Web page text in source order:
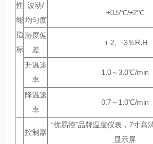
性
能
指
标
波动/
均匀度
±0.5℃/±2℃
湿度偏
差
＋2、-3％R.H
升温速
率
1.0～3.0℃/min
降温速
率
0.7～1.0℃/min
控制器
“优易控"品牌温度仪表，7寸高
显示屏